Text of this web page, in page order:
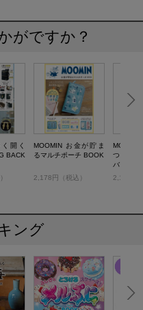
がですか？
開く
BACK
MOOMIN お金が貯ま
るマルチポーチ BOOK
2,178円（税込）
つき 保
バッグ
2,178円
ング